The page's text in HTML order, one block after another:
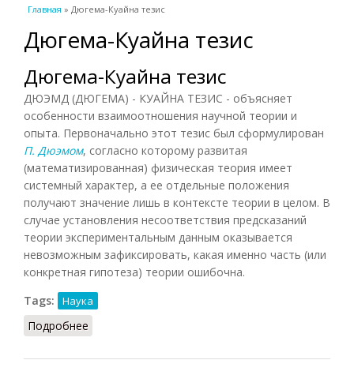
Вы здесь
Главная » Дюгема-Куайна тезис
Дюгема-Куайна тезис
Дюгема-Куайна тезис
ДЮЭМД (ДЮГЕМА) - КУАЙНА ТЕЗИС - объясняет
особенности взаимоотношения научной теории и
опыта. Первоначально этот тезис был сформулирован
П. Дюэмом, согласно которому развитая
(математизированная) физическая теория имеет
системный характер, а ее отдельные положения
получают значение лишь в контексте теории в целом. В
случае установления несоответствия предсказаний
теории экспериментальным данным оказывается
невозможным зафиксировать, какая именно часть (или
конкретная гипотеза) теории ошибочна.
Tags:
Наука
Подробнее